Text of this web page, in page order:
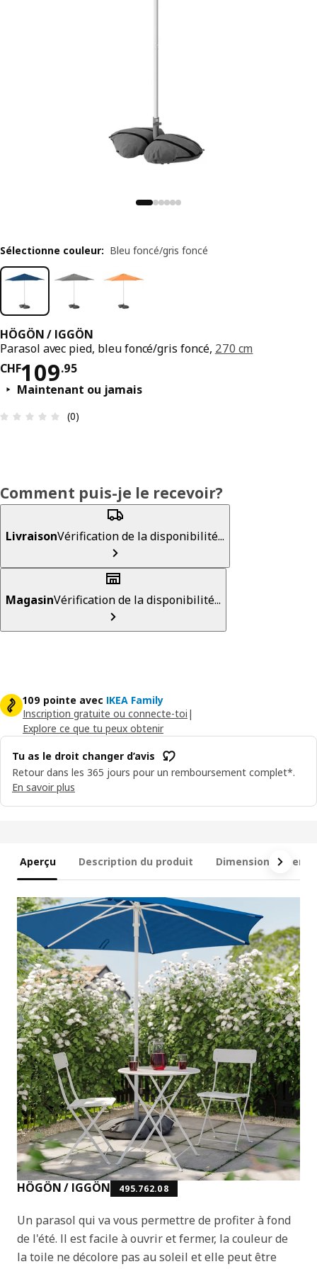
HÖGÖN / IGGÖN
Parasol avec pied, bleu foncé/gris foncé, 270 cm
CHF109.95
Prix CHF 109.95
Maintenant ou jamais
Avis: 0 sur 5 étoiles. Nombre total d’avis: 0
(0)
Sélectionne couleur: Bleu foncé/gris foncé
Comment puis-je le recevoir?
LivraisonVérification de la disponibilité...
MagasinVérification de la disponibilité...
109 pointe avec IKEA Family
Inscription gratuite ou connecte-toi |
Explore ce que tu peux obtenir
Tu as le droit changer d’avis
Retour dans les 365 jours pour un remboursement complet*.
En savoir plus
Aperçu Description du produit Dimensions et
HÖGÖN / IGGÖN 495.762.08
Un parasol qui va vous permettre de profiter à fond
de l'été. Il est facile à ouvrir et fermer, la couleur de
la toile ne décolore pas au soleil et elle peut être